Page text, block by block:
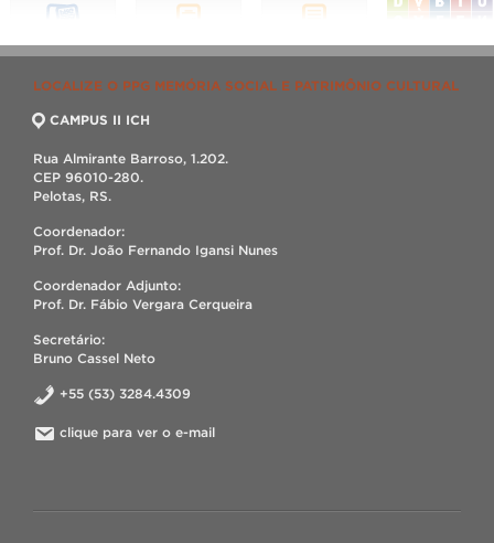
LOCALIZE O PPG MEMÓRIA SOCIAL E PATRIMÔNIO CULTURAL
CAMPUS II ICH
Rua Almirante Barroso, 1.202.
CEP 96010-280.
Pelotas, RS.
Coordenador:
Prof. Dr. João Fernando Igansi Nunes
Coordenador Adjunto:
Prof. Dr. Fábio Vergara Cerqueira
Secretário:
Bruno Cassel Neto
+55 (53) 3284.4309
clique para ver o e-mail